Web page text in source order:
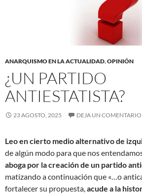
ANARQUISMO EN LA ACTUALIDAD,OPINIÓN
¿UN PARTIDO
ANTIESTATISTA?
23 AGOSTO, 2025 DEJA UN COMENTARIO
Leo en cierto medio alternativo de
de algún modo para que nos
aboga por la creación de un partido
matizando a continuación que «…o
fortalecer su propuesta,acude a la